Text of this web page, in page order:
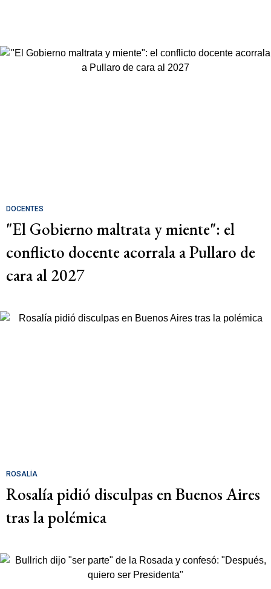
DOCENTES
"El Gobierno maltrata y miente": el
conflicto docente acorrala a Pullaro de
cara al 2027
ROSALÍA
Rosalía pidió disculpas en Buenos Aires
tras la polémica